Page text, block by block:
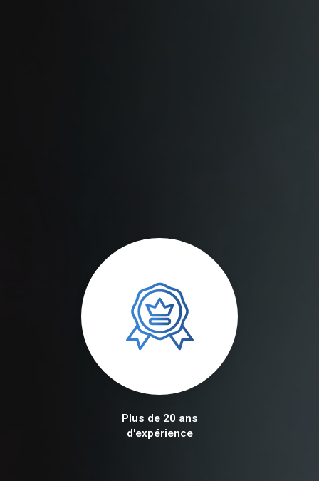
Plus de 20 ans
d'expérience